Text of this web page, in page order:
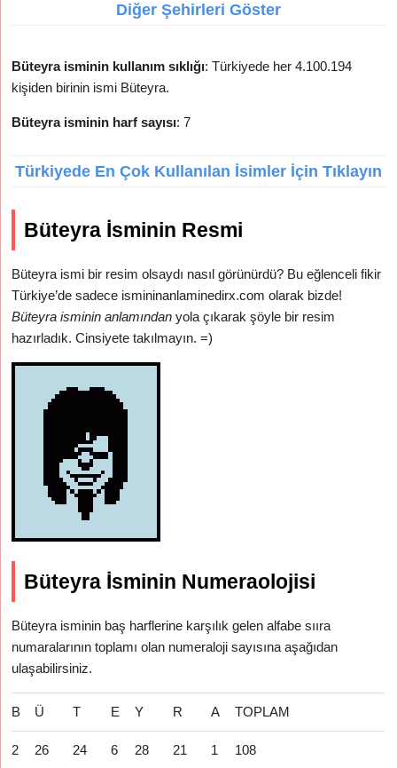
Diğer Şehirleri Göster
Büteyra isminin kullanım sıklığı: Türkiyede her 4.100.194
kişiden birinin ismi Büteyra.
Büteyra isminin harf sayısı: 7
Türkiyede En Çok Kullanılan İsimler İçin Tıklayın
Büteyra İsminin Resmi
Büteyra ismi bir resim olsaydı nasıl görünürdü? Bu eğlenceli fikir
Türkiye’de sadece ismininanlaminedirx.com olarak bizde!
Büteyra isminin anlamından yola çıkarak şöyle bir resim
hazırladık. Cinsiyete takılmayın. =)
Büteyra İsminin Numeraolojisi
Büteyra isminin baş harflerine karşılık gelen alfabe sııra
numaralarının toplamı olan numeraloji sayısına aşağıdan
ulaşabilirsiniz.
B Ü T E Y R A TOPLAM
2 26 24 6 28 21 1 108